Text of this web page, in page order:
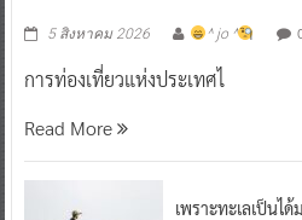
5 สิงหาคม 2026 ^ jo ^
การท่องเที่ยวแห่งประเทศไ
Read More
เพราะทะเลเป็น